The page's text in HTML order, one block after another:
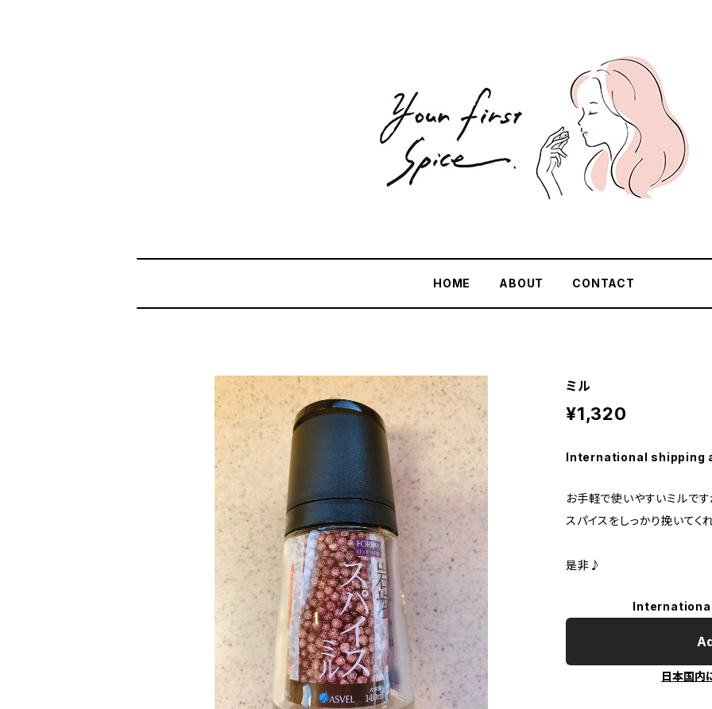
HOME ABOUT CONTACT
ミル
¥1,320
International shipping
お手軽で使いやすいミルで
スパイスをしっかり挽いてく
是非♪
日本国内